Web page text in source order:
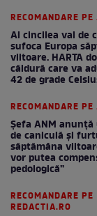
RECOMANDARE
Al cincilea val de
sufoca Europa
viitoare. HARTA
căldură care va
42 de grade
RECOMANDARE
Șefa ANM
de caniculă și
săptămâna
vor putea
pedologică”
RECOMANDARE PE
REDACTIA.RO